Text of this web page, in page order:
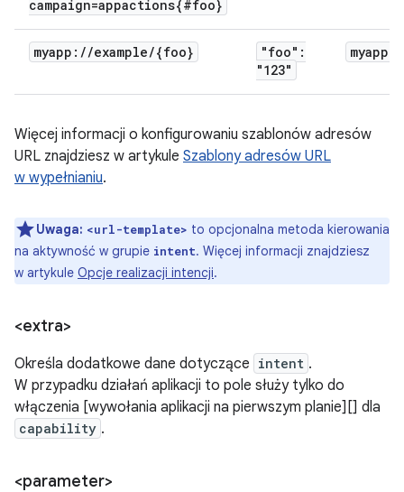
campaign=appactions{#foo}
myapp: //example/{foo}
"foo":
"123"
myapp:
Więcej informacji o konfigurowaniu szablonów adresów
URL znajdziesz w artykule Szablony adresów URL
w wypełnianiu.
Uwaga: <url-template> to opcjonalna metoda kierowania
na aktywność w grupie intent. Więcej informacji znajdziesz
w artykule Opcje realizacji intencji.
<extra>
Określa dodatkowe dane dotyczące intent .
W przypadku działań aplikacji to pole służy tylko do
włączenia [wywołania aplikacji na pierwszym planie][] dla
capability .
<parameter>